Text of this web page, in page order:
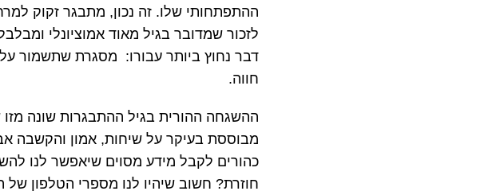
ההתפתחותי שלו. זה נכון, מתבגר זקוק
לזכור שמדובר בגיל מאוד אמוציונלי
דבר נחוץ ביותר עבורו: מסגרת שתשמור
חווה.
ההשגחה ההורית בגיל ההתבגרות שונה
מבוססת בעיקר על שיחות, אמון והקשבה
כהורים לקבל מידע מסוים שיאפשר לנו
חוזרת? חשוב שיהיו לנו מספרי הטלפון